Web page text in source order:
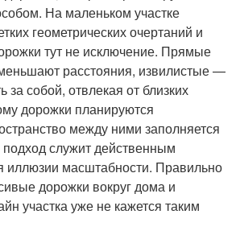
На маленьком участке
геометрических очертаний и
тут не исключение. Прямые
расстояния, извилистые —
за собой, отвлекая от близких
дорожки планируются
между ними заполняется
служит действенным
иллюзии масштабности. Правильно
дорожки вокруг дома и
участка уже не кажется таким